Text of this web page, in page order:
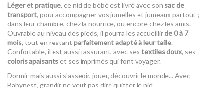
Léger et pratique, ce nid de bébé est livré avec son sac de
transport, pour accompagner vos jumelles et jumeaux partout ;
dans leur chambre, chez la nourrice, ou encore chez les amis.
Ouvrable au niveau des pieds, il pourra les accueillir de 0 à 7
mois,tout en restant parfaitement adapté à leur taille.
Confortable, il est aussi rassurant, avec ses textiles doux, ses
coloris apaisants et ses imprimés qui font voyager.
Dormir, mais aussi s'asseoir, jouer, découvrir le monde... Avec
Babynest, grandir ne veut pas dire quitter le nid.